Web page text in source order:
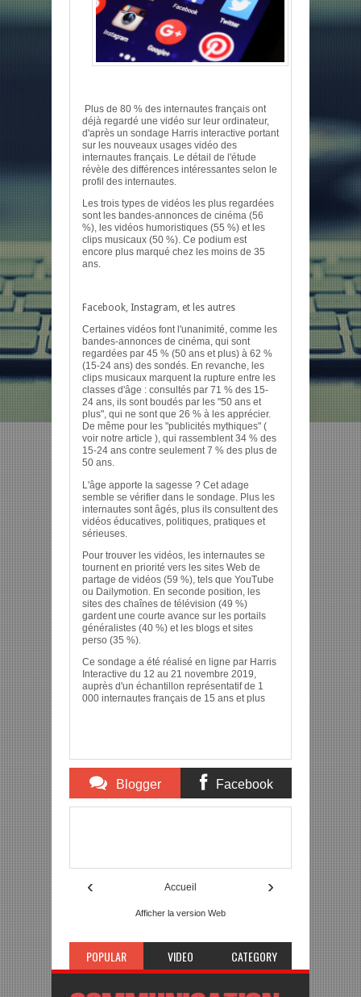
Plus de 80 % des internautes français ont
déjà regardé une vidéo sur leur ordinateur,
d'après un sondage Harris interactive portant
sur les nouveaux usages vidéo des
internautes français. Le détail de l'étude
révèle des différences intéressantes selon le
profil des internautes.
Les trois types de vidéos les plus regardées
sont les bandes-annonces de cinéma (56
%), les vidéos humoristiques (55 %) et les
clips musicaux (50 %). Ce podium est
encore plus marqué chez les moins de 35
ans.
Facebook, Instagram, et les autres
Certaines vidéos font l'unanimité, comme les
bandes-annonces de cinéma, qui sont
regardées par 45 % (50 ans et plus) à 62 %
(15-24 ans) des sondés. En revanche, les
clips musicaux marquent la rupture entre les
classes d'âge : consultés par 71 % des 15-
24 ans, ils sont boudés par les "50 ans et
plus", qui ne sont que 26 % à les apprécier.
De même pour les "publicités mythiques" (
voir notre article ), qui rassemblent 34 % des
15-24 ans contre seulement 7 % des plus de
50 ans.
L'âge apporte la sagesse ? Cet adage
semble se vérifier dans le sondage. Plus les
internautes sont âgés, plus ils consultent des
vidéos éducatives, politiques, pratiques et
sérieuses.
Pour trouver les vidéos, les internautes se
tournent en priorité vers les sites Web de
partage de vidéos (59 %), tels que YouTube
ou Dailymotion. En seconde position, les
sites des chaînes de télévision (49 %)
gardent une courte avance sur les portails
généralistes (40 %) et les blogs et sites
perso (35 %).
Ce sondage a été réalisé en ligne par Harris
Interactive du 12 au 21 novembre 2019,
auprès d'un échantillon représentatif de 1
000 internautes français de 15 ans et plus
Blogger Facebook
‹ ›
Accueil
Afficher la version Web
POPULAR VIDEO CATEGORY